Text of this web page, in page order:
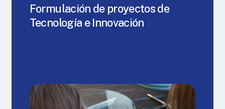
Formulación de proyectos de
Tecnología e Innovación